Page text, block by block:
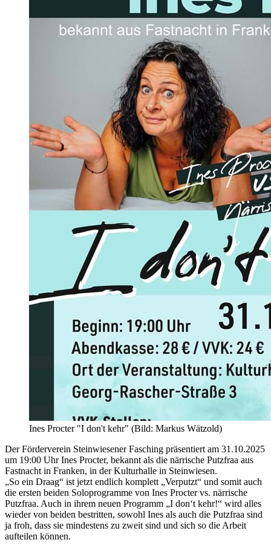
Ines Procter "I don't kehr" (Bild: Markus Wätzold)
Der Förderverein Steinwiesener Fasching präsentiert am 31.10.2025
um 19:00 Uhr Ines Procter, bekannt als die närrische Putzfraa aus
Fastnacht in Franken, in der Kulturhalle in Steinwiesen.
„So ein Draag“ ist jetzt endlich komplett „Verputzt“ und somit auch
die ersten beiden Soloprogramme von Ines Procter vs. närrische
Putzfraa. Auch in ihrem neuen Programm „I don‘t kehr!“ wird alles
wieder von beiden bestritten, sowohl Ines als auch die Putzfraa sind
ja froh, dass sie mindestens zu zweit sind und sich so die Arbeit
aufteilen können.